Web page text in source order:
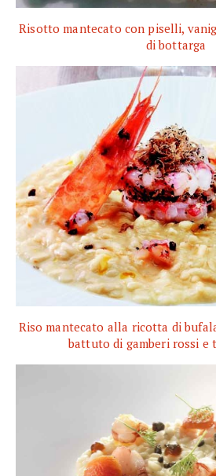
Risotto mantecato con piselli,
di bottarga
Riso mantecato alla ricotta di
battuto di gamberi rossi e